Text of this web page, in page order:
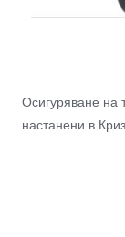
Осигуряване на
настанени в